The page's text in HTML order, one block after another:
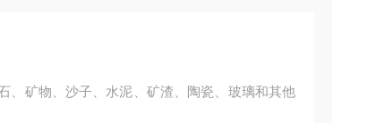
、矿物、沙子、水泥、矿渣、陶瓷、玻璃和其他